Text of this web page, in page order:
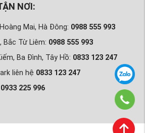
NƠI:
Mai, Hà Đông: 0988 555 993
Bắc Từ Liêm: 0988 555 993
Ba Đình, Tây Hồ: 0833 123 247
liên hệ 0833 123 247
0933 225 996